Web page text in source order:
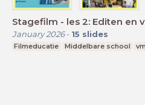
Stagefilm - les 2: Editen en
January 2026- 15 slides
Filmeducatie Middelbare school